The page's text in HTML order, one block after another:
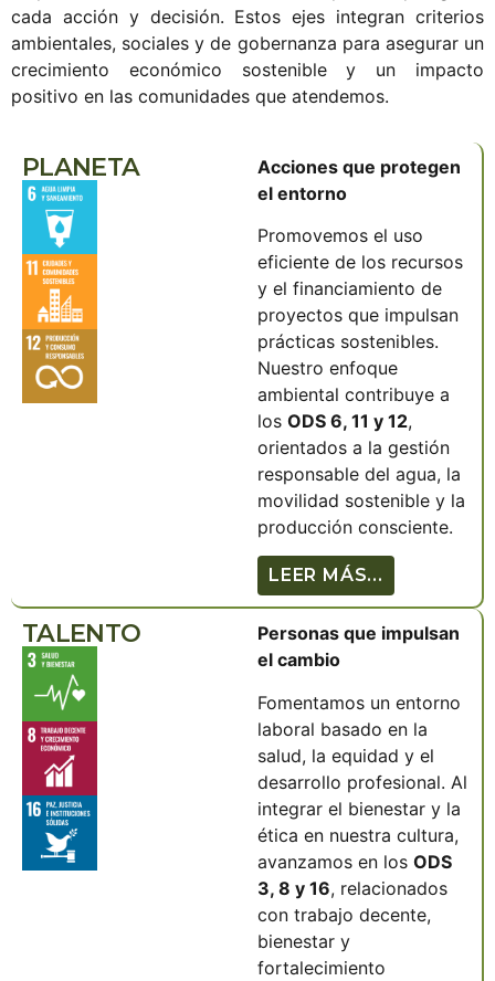
cada acción y decisión. Estos ejes integran criterios
ambientales, sociales y de gobernanza para asegurar un
crecimiento económico sostenible y un impacto
positivo en las comunidades que atendemos.
PLANETA
Acciones que protegen
el entorno
Promovemos el uso
eficiente de los recursos
y el financiamiento de
proyectos que impulsan
prácticas sostenibles.
Nuestro enfoque
ambiental contribuye a
los ODS 6, 11 y 12,
orientados a la gestión
responsable del agua, la
movilidad sostenible y la
producción consciente.
LEER MÁS...
TALENTO
Personas que impulsan
el cambio
Fomentamos un entorno
laboral basado en la
salud, la equidad y el
desarrollo profesional. Al
integrar el bienestar y la
ética en nuestra cultura,
avanzamos en los ODS
3, 8 y 16, relacionados
con trabajo decente,
bienestar y
fortalecimiento